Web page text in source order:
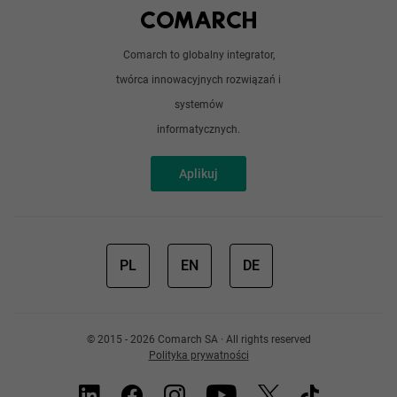
Comarch to globalny integrator,
twórca innowacyjnych rozwiązań i
systemów
informatycznych.
Aplikuj
Doświadczeni programiści
PL EN DE
© 2015 - 2026 Comarch SA · All rights reserved
Polityka prywatności